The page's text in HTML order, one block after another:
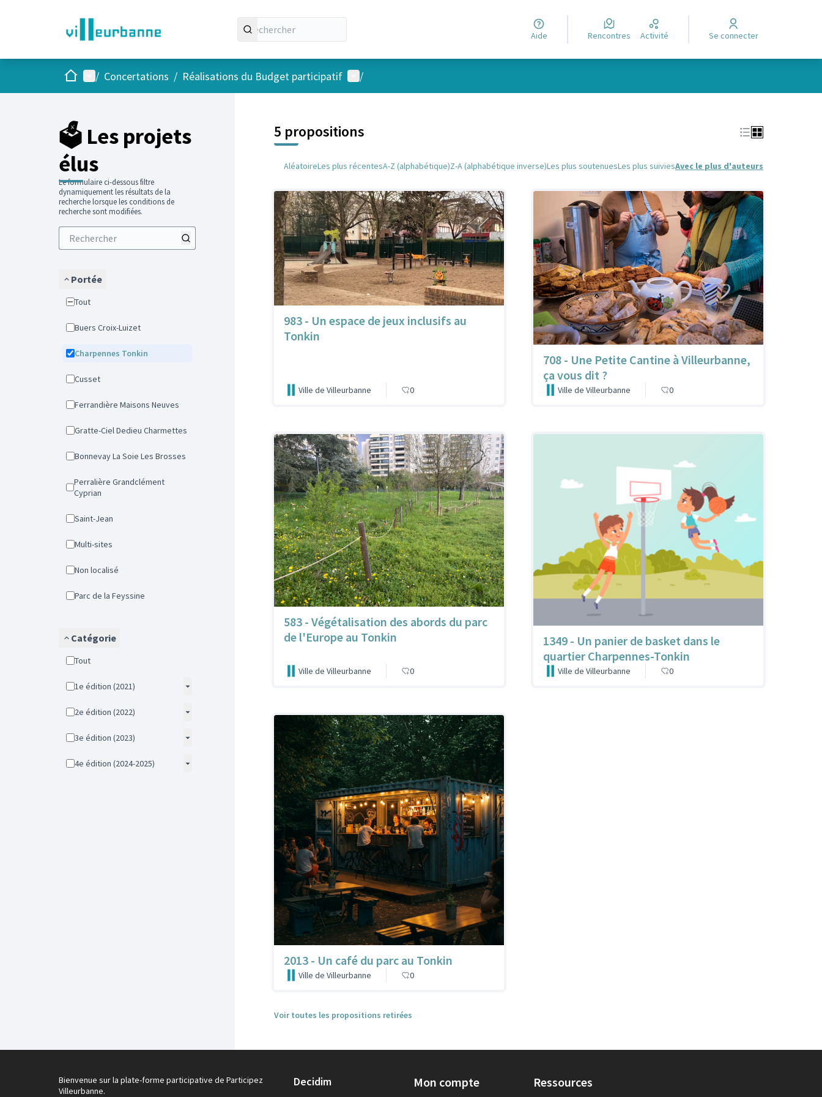
Aide Rencontres Activité Se connecter
AccueilMenu principal
/ Concertations / Réalisations du Budget participatif Menu utilisateur
/
🗳️ Les projets
élus
Le formulaire ci-dessous filtre
dynamiquement les résultats de la
recherche lorsque les conditions de
recherche sont modifiées.
Portée
Tout
Buers Croix-Luizet
Charpennes Tonkin
Cusset
Ferrandière Maisons Neuves
Gratte-Ciel Dedieu Charmettes
Bonnevay La Soie Les Brosses
Perralière Grandclément
Cyprian
Saint-Jean
Multi-sites
Non localisé
Parc de la Feyssine
Catégorie
Tout
1e édition (2021)
2e édition (2022)
3e édition (2023)
4e édition (2024-2025)
5 propositions
AléatoireLes plus récentesA-Z (alphabétique)Z-A (alphabétique inverse)Les plus soutenuesLes plus suiviesAvec le plus d'auteurs
983 - Un espace de jeux inclusifs au
Tonkin
Ville de Villeurbanne 0
708 - Une Petite Cantine à Villeurbanne,
ça vous dit ?
Ville de Villeurbanne 0
583 - Végétalisation des abords du parc
de l'Europe au Tonkin
Ville de Villeurbanne 0
1349 - Un panier de basket dans le
quartier Charpennes-Tonkin
Ville de Villeurbanne 0
2013 - Un café du parc au Tonkin
Ville de Villeurbanne 0
Voir toutes les propositions retirées
Bienvenue sur la plate-forme participative de Participez
Villeurbanne.
Decidim Mon compte Ressources